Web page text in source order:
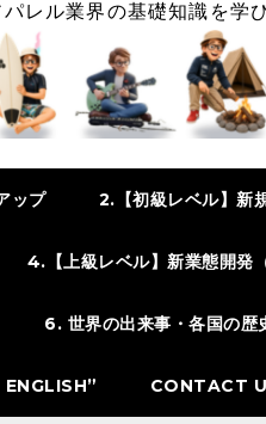
パレル業界の基礎知識を学
ップ 2.【初級レベル】新
4.【上級レベル】新業態開発
6. 世界の出来事・各国の歴
CONTACT